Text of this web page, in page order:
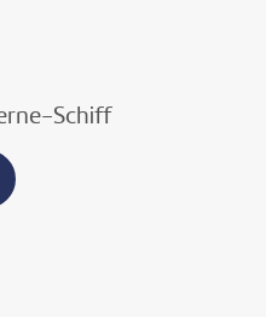
Schiff